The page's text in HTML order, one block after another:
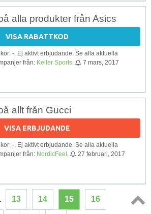
alla produkter från Asics
VISA RABATTKOD
-. Ej aktivt erbjudande. Se alla aktuella
från: Keller Sports 7 mars, 2017
allt från Gucci
VISA ERBJUDANDE
-. Ej aktivt erbjudande. Se alla aktuella
från: NordicFeel 27 februari, 2017
13 14 15 16